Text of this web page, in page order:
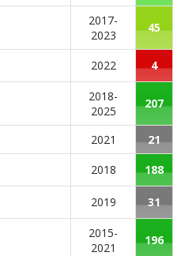
2017-
2023
45
2022 4
2018-
2025
207
2021 21
2018 188
2019 31
2015-
2021
196